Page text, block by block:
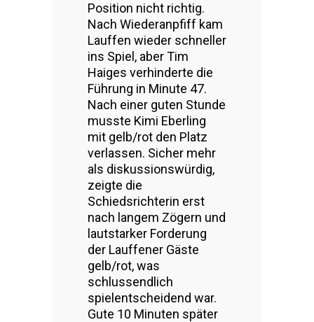
Position nicht richtig.
Nach Wiederanpfiff kam
Lauffen wieder schneller
ins Spiel, aber Tim
Haiges verhinderte die
Führung in Minute 47.
Nach einer guten Stunde
musste Kimi Eberling
mit gelb/rot den Platz
verlassen. Sicher mehr
als diskussionswürdig,
zeigte die
Schiedsrichterin erst
nach langem Zögern und
lautstarker Forderung
der Lauffener Gäste
gelb/rot, was
schlussendlich
spielentscheidend war.
Gute 10 Minuten später